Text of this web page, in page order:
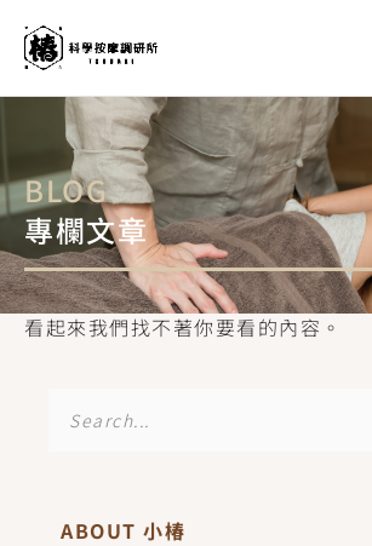
BLOG
專欄文章
看起來我們找不著你要看的內容。
ABOUT 小椿